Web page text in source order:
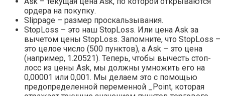
ордера на покупку.
Slippage – размер проскальзывания.
StopLoss – это наш StopLoss. Или цена Ask за
вычетом цены StopLoss. Запомните, что StopLoss –
это целое число (500 пунктов), а Ask – это цена
(например, 1.20521). Теперь, чтобы вычесть стоп-
лосс из цены Ask, мы должны умножить его на
0,00001 или 0,001. Мы делаем это с помощью
предопределенной переменной _Point, которая